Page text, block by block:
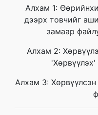
Алхам 1:
дээрх товчийг
замаар
Алхам 2:
'Хөрвүүлэх'
Алхам 3: